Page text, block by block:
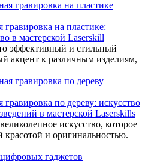
гравировка на пластике:
в мастерской Laserskill
эффективный и стильный
акцент к различным изделиям,
гравировка по дереву: искусство
в мастерской Laserskills
искусство, которое
красотой и оригинальностью.